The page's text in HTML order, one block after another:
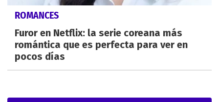
ROMANCES
Furor en Netflix: la serie coreana más
romántica que es perfecta para ver en
pocos días